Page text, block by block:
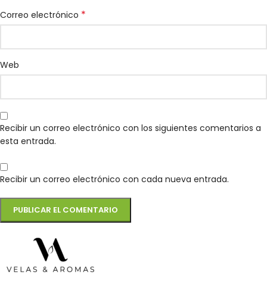
Correo electrónico *
Web
Recibir un correo electrónico con los siguientes comentarios a
esta entrada.
Recibir un correo electrónico con cada nueva entrada.